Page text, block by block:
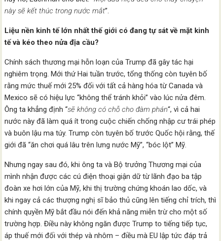
này sẽ kết thúc trong nước mắt”.
Liệu nền kinh tế lớn nhất thế giới có đang tự sát về mặt kinh
tế và kéo theo nửa địa cầu?
Chính sách thương mại hỗn loạn của Trump đã gây tác hại
nghiêm trọng. Mới thứ Hai tuần trước, tổng thống còn tuyên bố
rằng mức thuế mới 25% đối với tất cả hàng hóa từ Canada và
Mexico sẽ có hiệu lực “không thể tránh khỏi” vào lúc nửa đêm.
Ông ta khẳng định “sẽ không có chỗ cho đàm phán“, vì cả hai
nước này đã làm quá ít trong cuộc chiến chống nhập cư trái phép
và buôn lậu ma túy. Trump còn tuyên bố trước Quốc hội rằng, thế
giới đã “ăn chơi quá lâu trên lưng nước Mỹ”, “bóc lột” Mỹ.
Nhưng ngay sau đó, khi ông ta và Bộ trưởng Thương mại của
mình nhận được các cú điện thoại giận dữ từ lãnh đạo ba tập
đoàn xe hơi lớn của Mỹ, khi thị trường chứng khoán lao dốc, và
khi ngay cả các thượng nghị sĩ bảo thủ cũng lên tiếng chỉ trích, thì
chính quyền Mỹ bắt đầu nói đến khả năng miễn trừ cho một số
trường hợp. Điều này không ngăn được Trump to tiếng tiếp tục,
áp thuế mới đối với thép và nhôm – điều mà EU lập tức đáp trả